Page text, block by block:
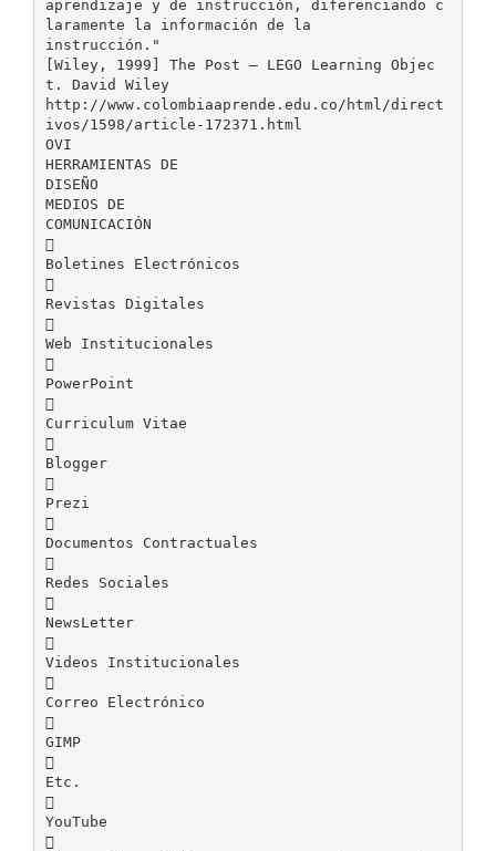
aprendizaje y de instrucción, diferenciando c
laramente la información de la
instrucción."
[Wiley, 1999] The Post – LEGO Learning Objec
t. David Wiley
http://www.colombiaaprende.edu.co/html/direct
ivos/1598/article-172371.html
OVI
HERRAMIENTAS DE
DISEÑO
MEDIOS DE
COMUNICACIÓN

Boletines Electrónicos

Revistas Digitales

Web Institucionales

PowerPoint

Curriculum Vitae

Blogger

Prezi

Documentos Contractuales

Redes Sociales

NewsLetter

Videos Institucionales

Correo Electrónico

GIMP

Etc.

YouTube
